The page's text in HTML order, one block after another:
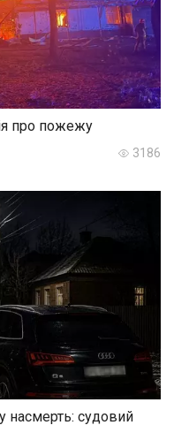
про пожежу
3186
насмерть: судовий